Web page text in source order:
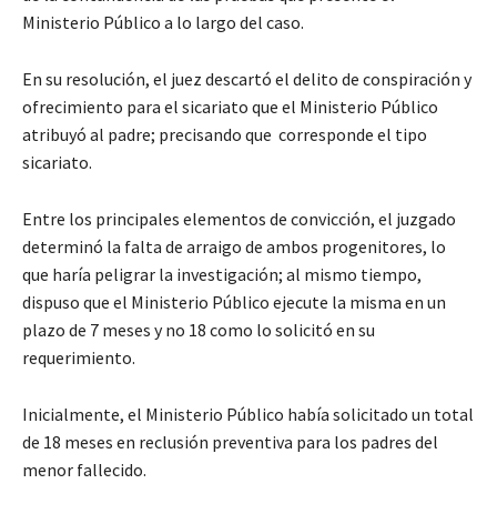
Ministerio Público a lo largo del caso.
En su resolución, el juez descartó el delito de conspiración y
ofrecimiento para el sicariato que el Ministerio Público
atribuyó al padre; precisando que corresponde el tipo
sicariato.
Entre los principales elementos de convicción, el juzgado
determinó la falta de arraigo de ambos progenitores, lo
que haría peligrar la investigación; al mismo tiempo,
dispuso que el Ministerio Público ejecute la misma en un
plazo de 7 meses y no 18 como lo solicitó en su
requerimiento.
Inicialmente, el Ministerio Público había solicitado un total
de 18 meses en reclusión preventiva para los padres del
menor fallecido.